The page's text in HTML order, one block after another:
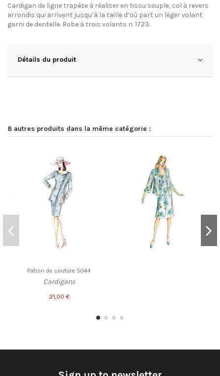
Cardigan de ligne trapèze à réaliser en tissu souple, col à revers
arrondis qui arrivent jusqu’à la taille d’où part un léger volant
garni de dentelle. Robe à trois volants n. 1723.
Détails du produit
8 autres produits dans la même catégorie :
Patron de couture 5044
Cardigans
21,00 €